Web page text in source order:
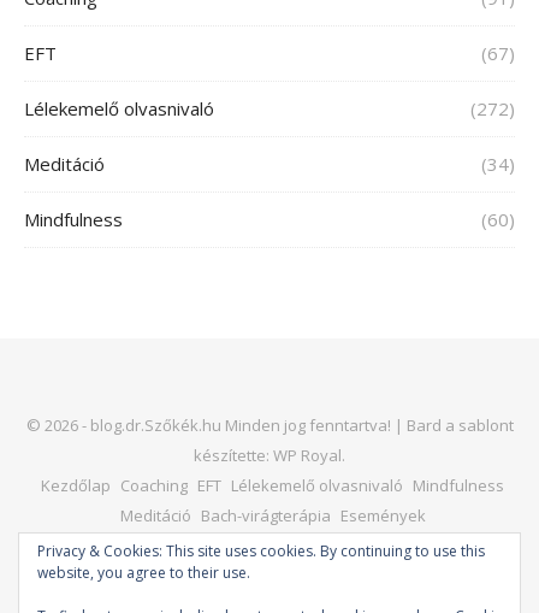
EFT (67)
Lélekemelő olvasnivaló (272)
Meditáció (34)
Mindfulness (60)
© 2026 - blog.dr.Szőkék.hu Minden jog fenntartva! | Bard a sablont
készítette: WP Royal.
Kezdőlap Coaching EFT Lélekemelő olvasnivaló Mindfulness
Meditáció Bach-virágterápia Események
Kapcsolat – dr. Horváth Judit Honlap
Privacy & Cookies: This site uses cookies. By continuing to use this
website, you agree to their use.